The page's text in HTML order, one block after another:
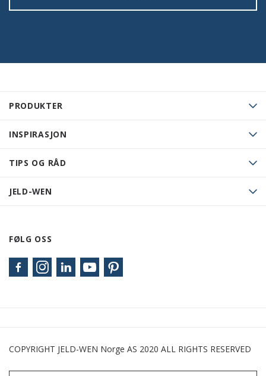
PRODUKTER
INSPIRASJON
TIPS OG RÅD
JELD-WEN
FØLG OSS
COPYRIGHT JELD-WEN Norge AS 2020 ALL RIGHTS RESERVED